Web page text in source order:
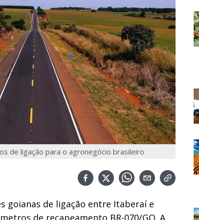
de ligação para o agronegócio brasileiro
goianas de ligação entre Itaberaí e
de recapeamento BR-070/GO. A